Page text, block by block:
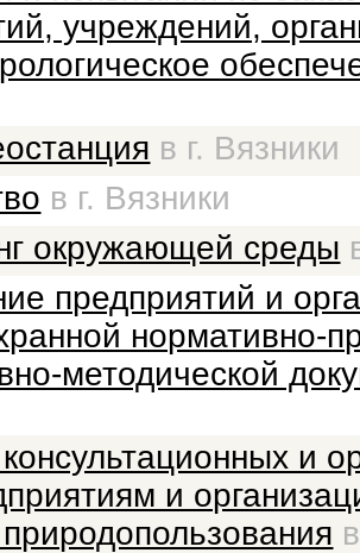
учреждений,
в г. Вязники
в г. Вязники
окружающей среды
предприятий и
нормативно-
методической
и
и